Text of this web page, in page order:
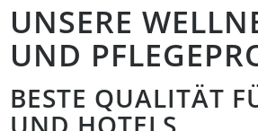
UNSERE
UND
BESTE QUALITÄT